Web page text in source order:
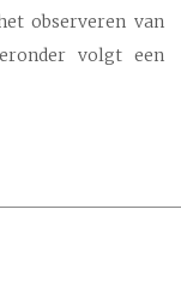
observeren van
volgt een